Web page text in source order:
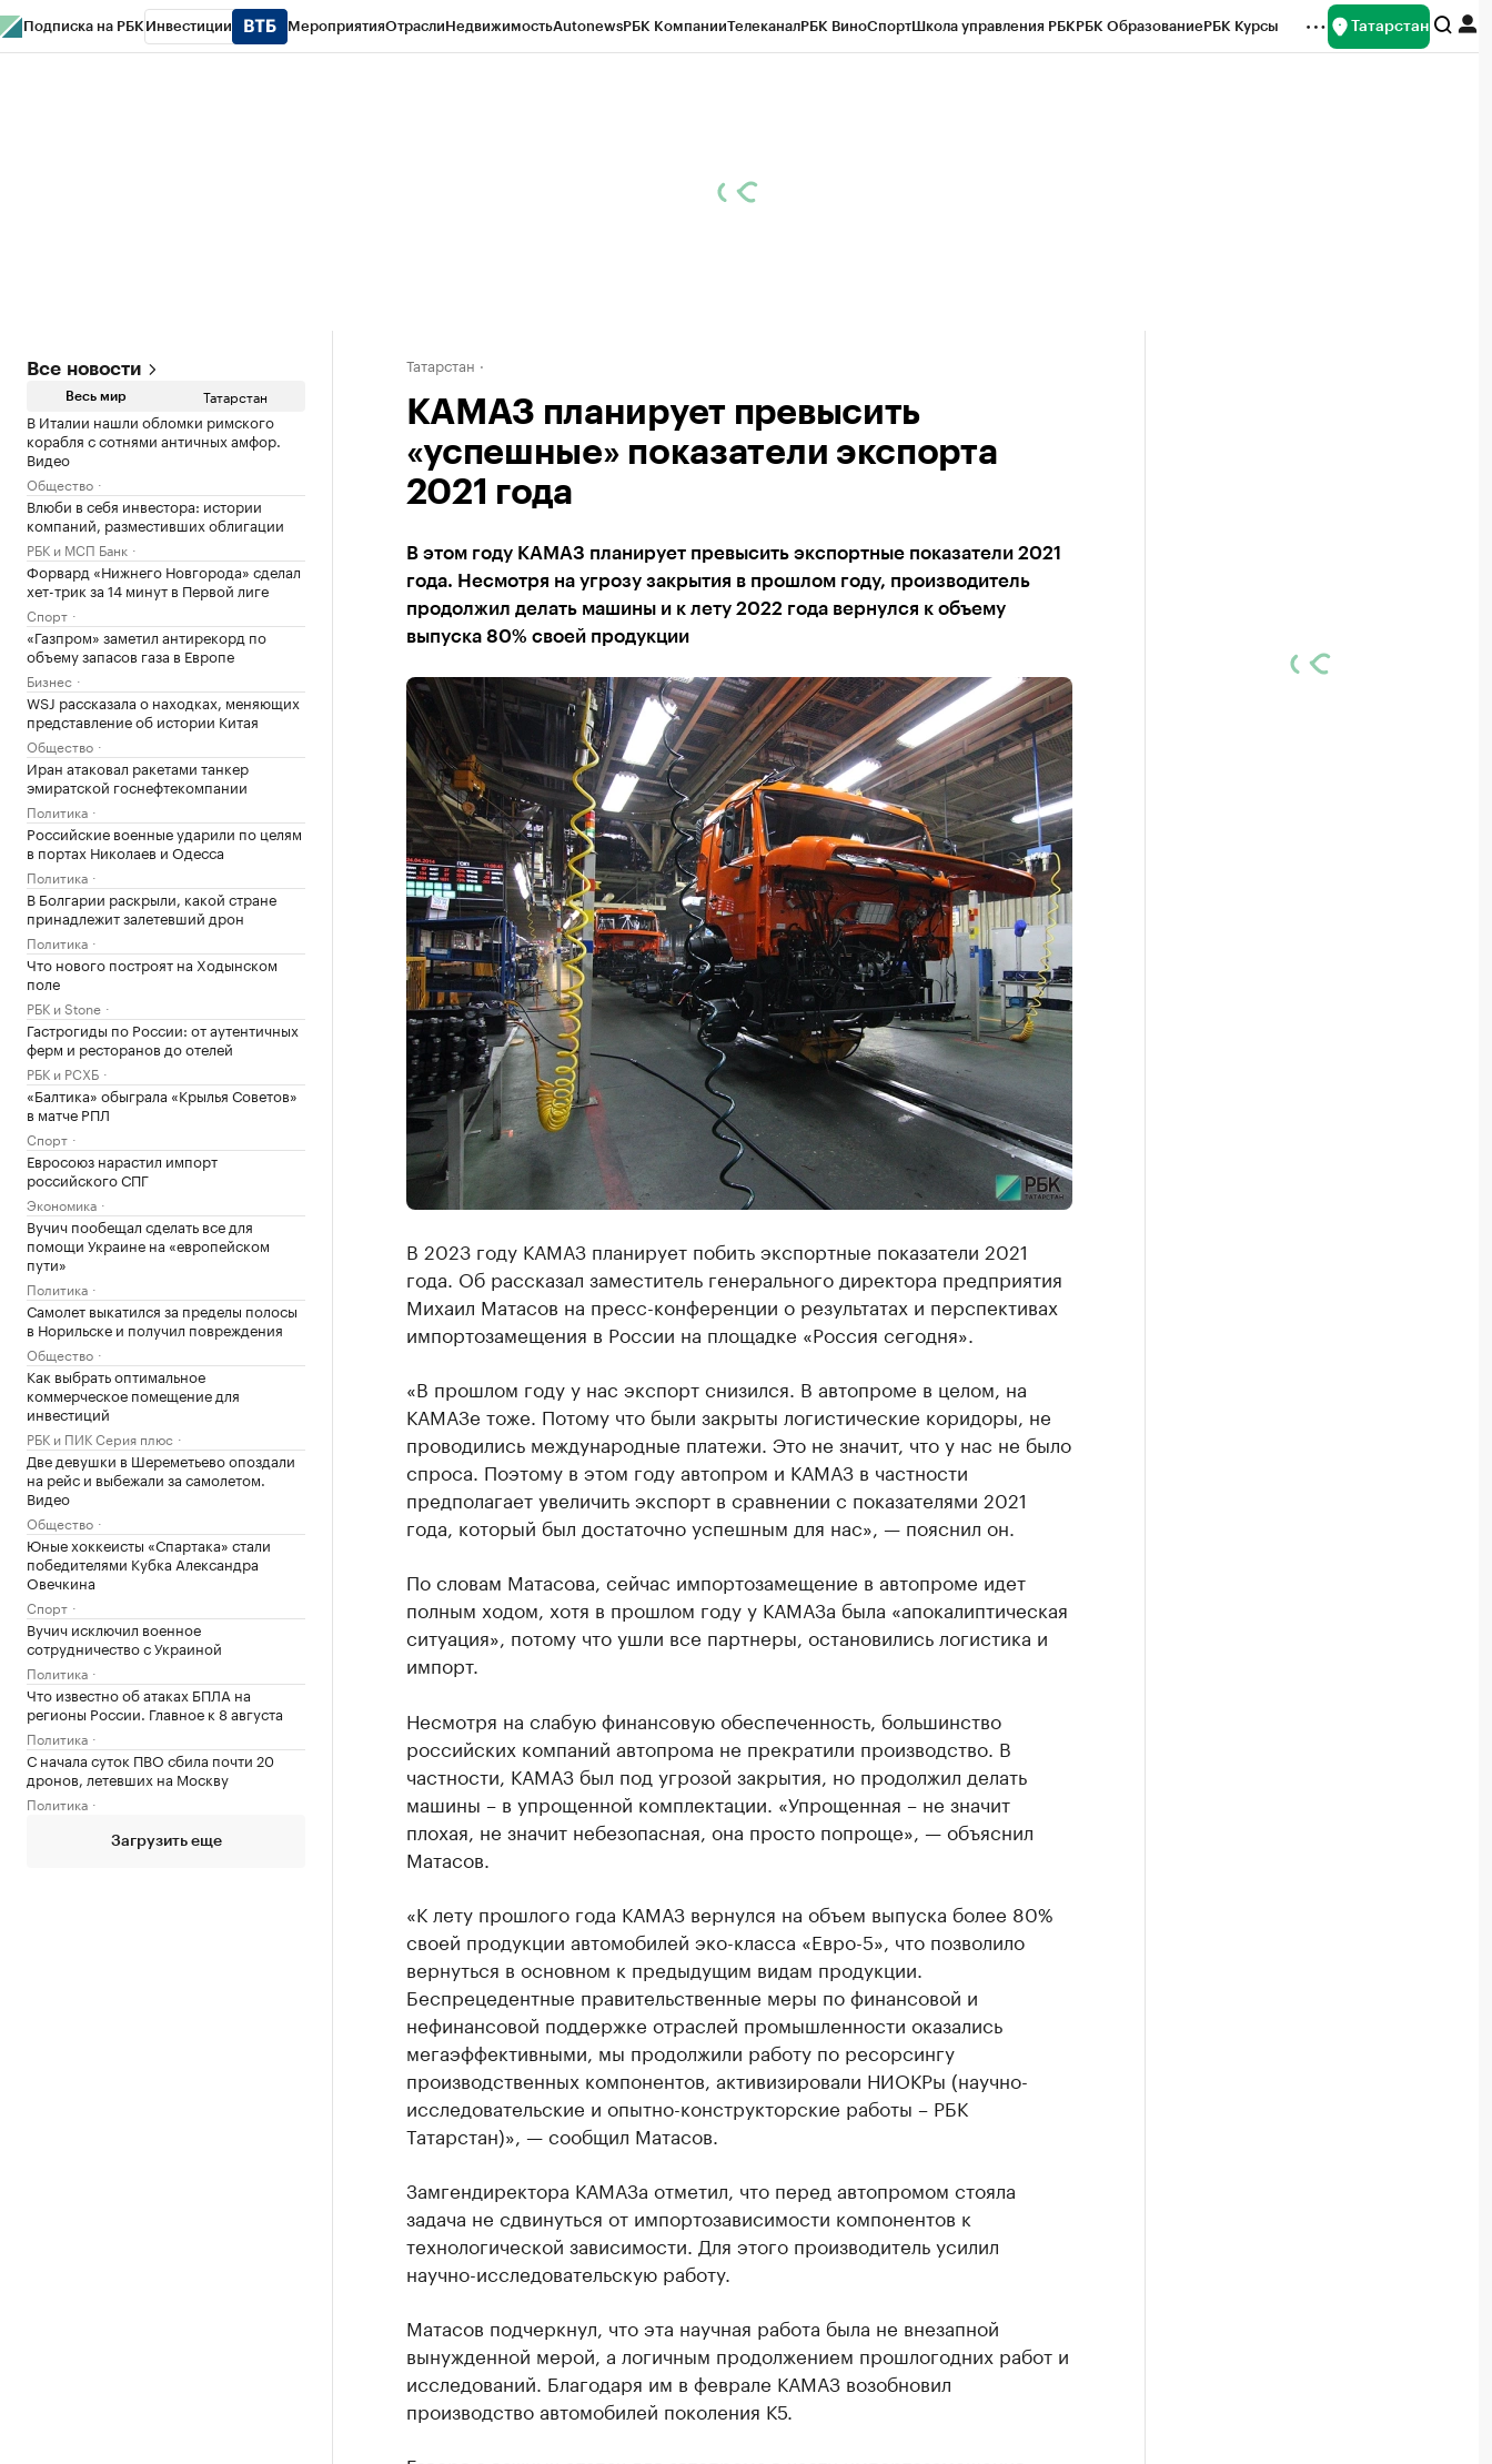
Подписка на РБК Инвестиции МероприятияОтраслиНедвижимостьAutonewsРБК КомпанииТелеканалРБК ВиноСпортШкола управления РБКРБК ОбразованиеРБК Курсы Татарстан
Все новости
Весь мир Татарстан
В Италии нашли обломки римского
корабля с сотнями античных амфор.
Видео
Общество
Влюби в себя инвестора: истории
компаний, разместивших облигации
РБК и МСП Банк
Форвард «Нижнего Новгорода» сделал
хет-трик за 14 минут в Первой лиге
Спорт
«Газпром» заметил антирекорд по
объему запасов газа в Европе
Бизнес
WSJ рассказала о находках, меняющих
представление об истории Китая
Общество
Иран атаковал ракетами танкер
эмиратской госнефтекомпании
Политика
Российские военные ударили по целям
в портах Николаев и Одесса
Политика
В Болгарии раскрыли, какой стране
принадлежит залетевший дрон
Политика
Что нового построят на Ходынском
поле
РБК и Stone
Гастрогиды по России: от аутентичных
ферм и ресторанов до отелей
РБК и РСХБ
«Балтика» обыграла «Крылья Советов»
в матче РПЛ
Спорт
Евросоюз нарастил импорт
российского СПГ
Экономика
Вучич пообещал сделать все для
помощи Украине на «европейском
пути»
Политика
Самолет выкатился за пределы полосы
в Норильске и получил повреждения
Общество
Как выбрать оптимальное
коммерческое помещение для
инвестиций
РБК и ПИК Серия плюс
Две девушки в Шереметьево опоздали
на рейс и выбежали за самолетом.
Видео
Общество
Юные хоккеисты «Спартака» стали
победителями Кубка Александра
Овечкина
Спорт
Вучич исключил военное
сотрудничество с Украиной
Политика
Что известно об атаках БПЛА на
регионы России. Главное к 8 августа
Политика
С начала суток ПВО сбила почти 20
дронов, летевших на Москву
Политика
Загрузить еще
Татарстан
КАМАЗ планирует превысить
«успешные» показатели экспорта
2021 года
В этом году КАМАЗ планирует превысить экспортные показатели 2021
года. Несмотря на угрозу закрытия в прошлом году, производитель
продолжил делать машины и к лету 2022 года вернулся к объему
выпуска 80% своей продукции
В 2023 году КАМАЗ планирует побить экспортные показатели 2021
года. Об рассказал заместитель генерального директора предприятия
Михаил Матасов на пресс-конференции о результатах и перспективах
импортозамещения в России на площадке «Россия сегодня».
«В прошлом году у нас экспорт снизился. В автопроме в целом, на
КАМАЗе тоже. Потому что были закрыты логистические коридоры, не
проводились международные платежи. Это не значит, что у нас не было
спроса. Поэтому в этом году автопром и КАМАЗ в частности
предполагает увеличить экспорт в сравнении с показателями 2021
года, который был достаточно успешным для нас», — пояснил он.
По словам Матасова, сейчас импортозамещение в автопроме идет
полным ходом, хотя в прошлом году у КАМАЗа была «апокалиптическая
ситуация», потому что ушли все партнеры, остановились логистика и
импорт.
Несмотря на слабую финансовую обеспеченность, большинство
российских компаний автопрома не прекратили производство. В
частности, КАМАЗ был под угрозой закрытия, но продолжил делать
машины – в упрощенной комплектации. «Упрощенная – не значит
плохая, не значит небезопасная, она просто попроще», — объяснил
Матасов.
«К лету прошлого года КАМАЗ вернулся на объем выпуска более 80%
своей продукции автомобилей эко-класса «Евро-5», что позволило
вернуться в основном к предыдущим видам продукции.
Беспрецедентные правительственные меры по финансовой и
нефинансовой поддержке отраслей промышленности оказались
мегаэффективными, мы продолжили работу по ресорсингу
производственных компонентов, активизировали НИОКРы (научно-
исследовательские и опытно-конструкторские работы – РБК
Татарстан)», — сообщил Матасов.
Замгендиректора КАМАЗа отметил, что перед автопромом стояла
задача не сдвинуться от импортозависимости компонентов к
технологической зависимости. Для этого производитель усилил
научно-исследовательскую работу.
Матасов подчеркнул, что эта научная работа была не внезапной
вынужденной мерой, а логичным продолжением прошлогодних работ и
исследований. Благодаря им в феврале КАМАЗ возобновил
производство автомобилей поколения К5.